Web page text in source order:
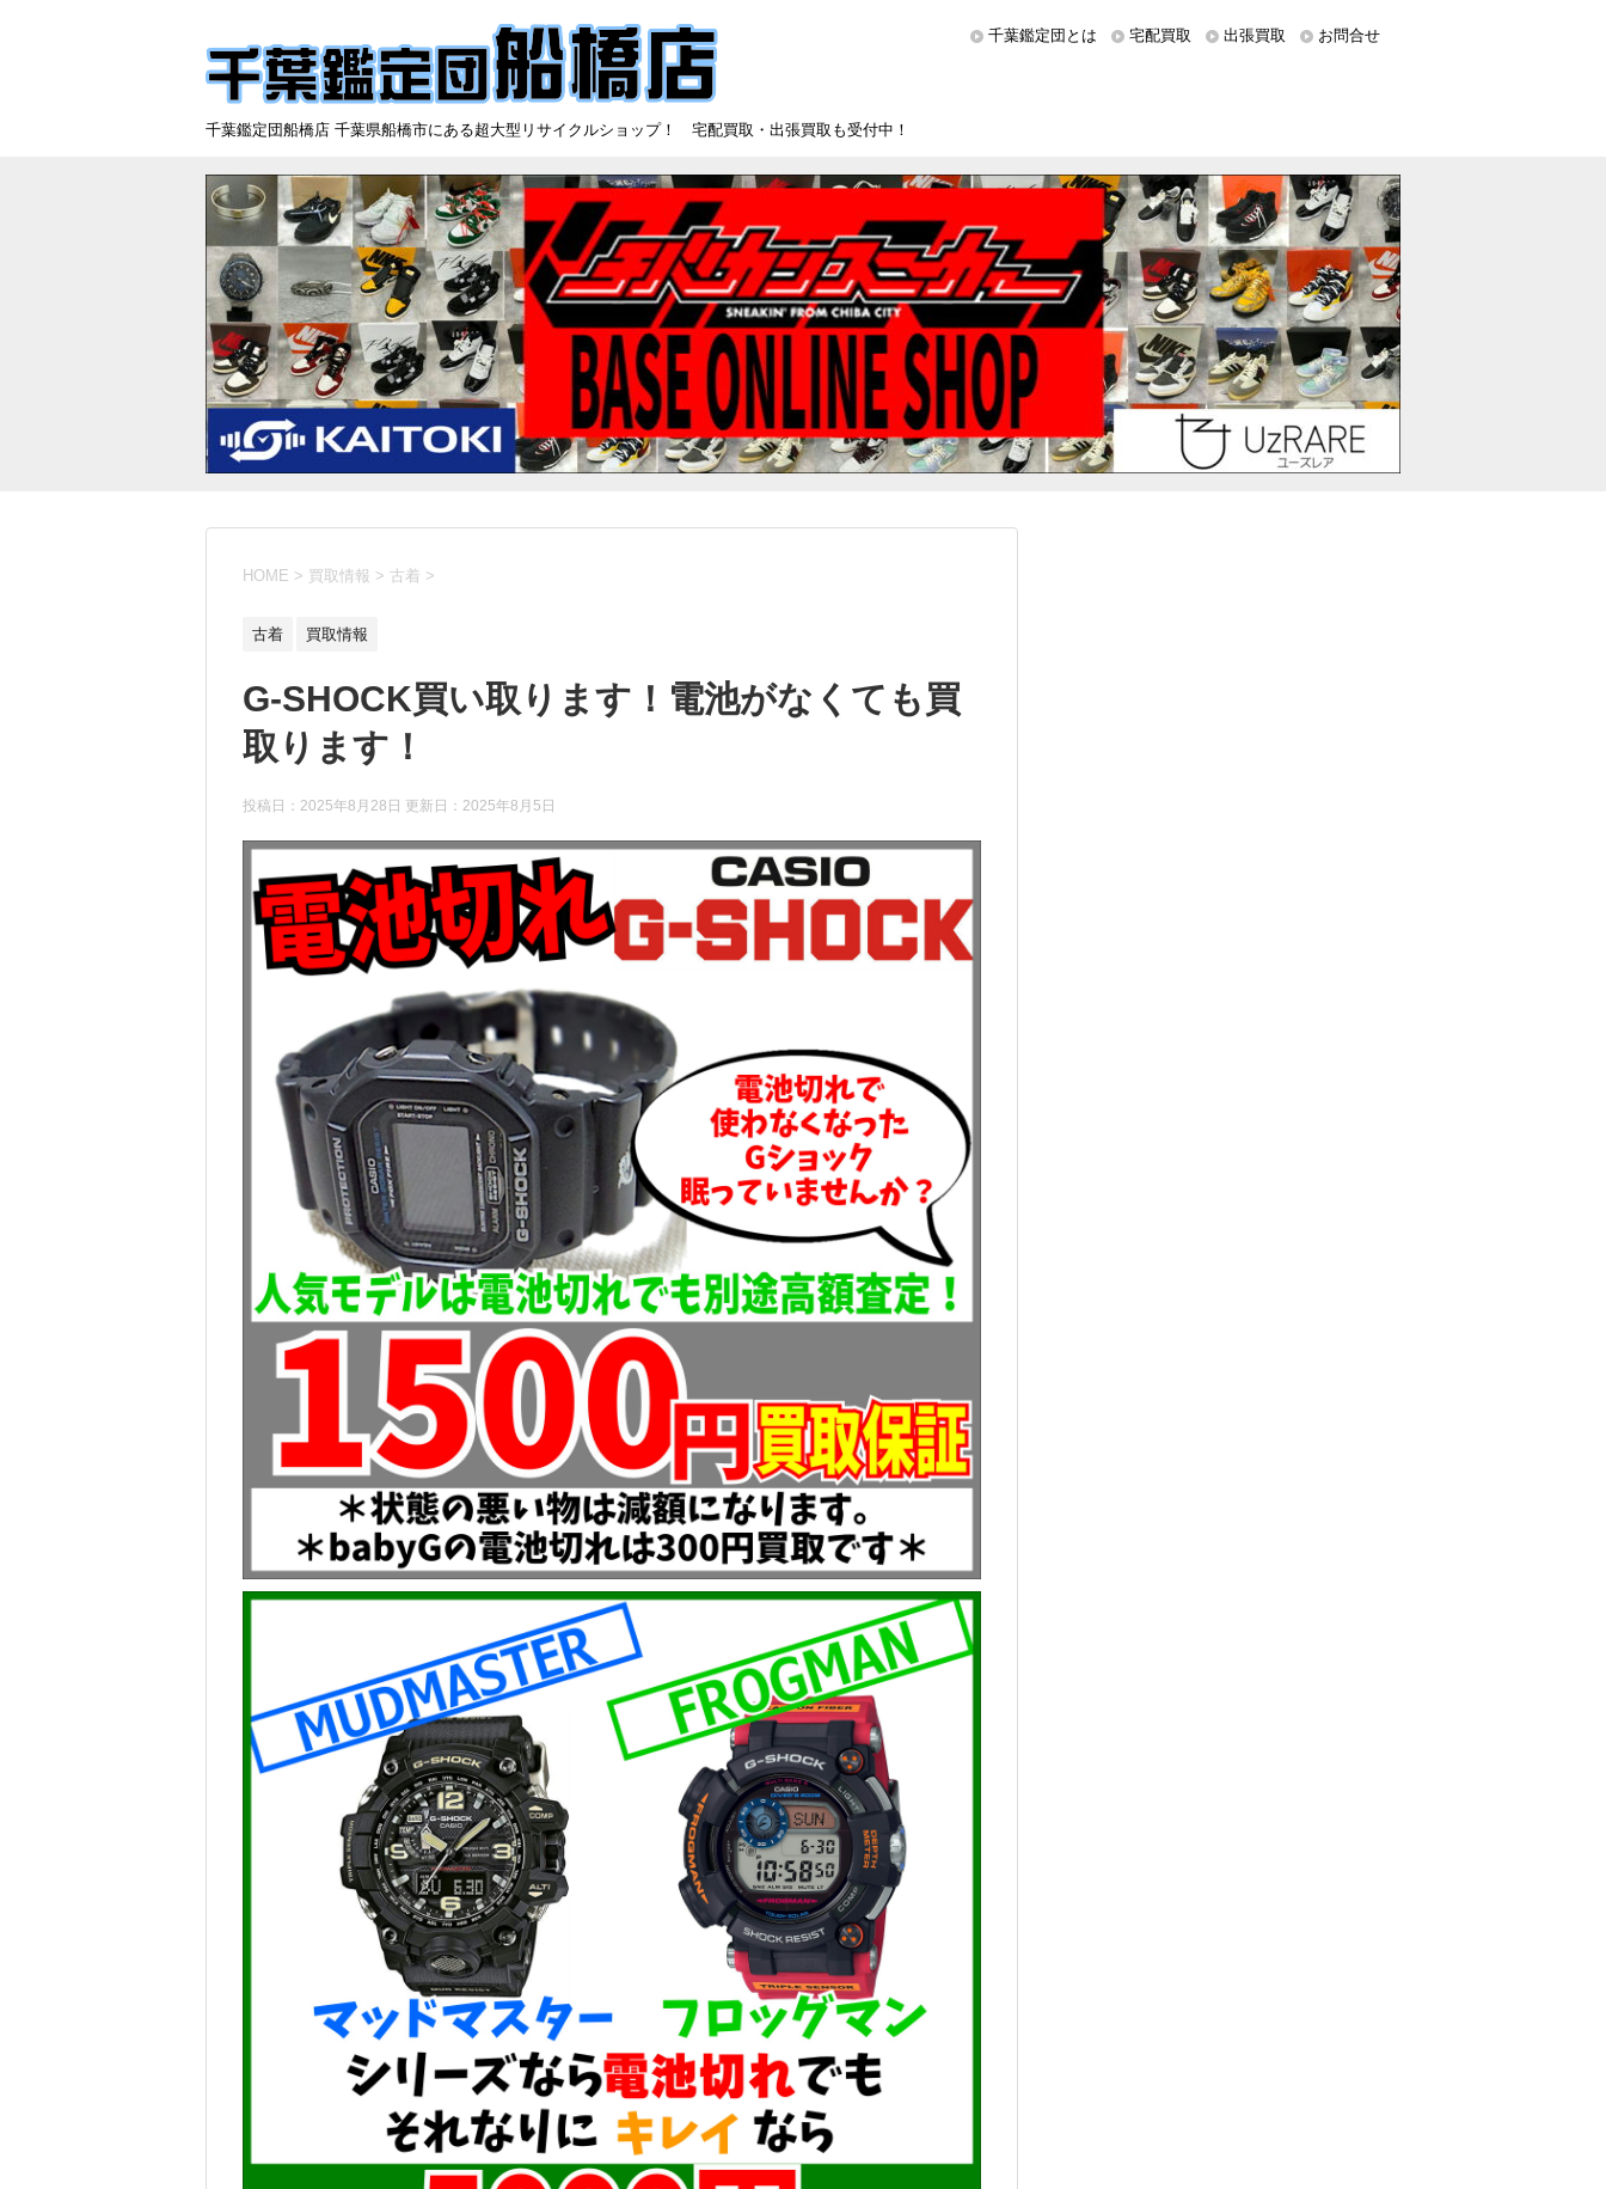
千葉鑑定団船橋店 千葉県船橋市にある超大型リサイクルショップ！ 宅配買取・出張買取も受付中！
千葉鑑定団とは 宅配買取 出張買取 お問合せ
HOME > 買取情報 > 古着 >
古着 買取情報
G-SHOCK買い取ります！電池がなくても買
取ります！
投稿日：2025年8月28日 更新日： 2025年8月5日